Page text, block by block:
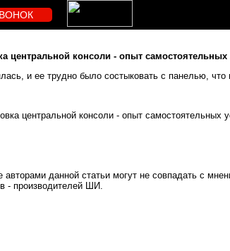
центральной консоли - опыт самостоятельных
и ее трудно было состыковать с панелью,
данной статьи могут не совпадать с
- производителей ШИ.